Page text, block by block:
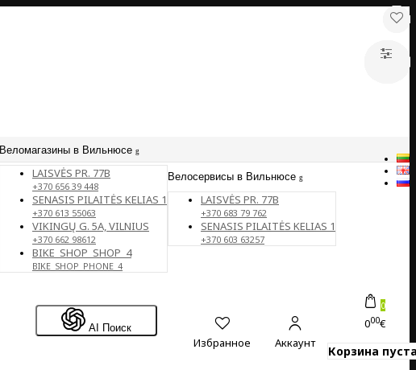
Веломагазины в Вильнюсе
LAISVĖS PR. 77B
+370 656 39 448
SENASIS PILAITĖS KELIAS 1
+370 613 55063
VIKINGŲ G. 5A, VILNIUS
+370 662 98612
BIKE_SHOP_SHOP_4
BIKE_SHOP_PHONE_4
Велосервисы в Вильнюсе
LAISVĖS PR. 77B
+370 683 79 762
SENASIS PILAITĖS KELIAS 1
+370 603 63257
AI Поиск
Избранное Аккаунт
0
000€
Корзина